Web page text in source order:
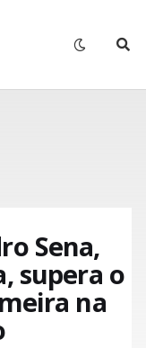
Sena,
supera o
na